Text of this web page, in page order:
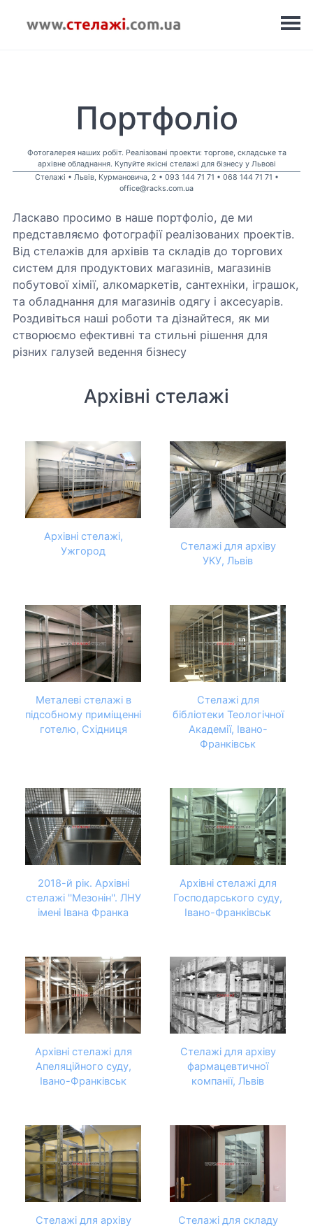
Портфоліо
Фотогалерея наших робіт. Реалізовані проекти: торгове, складське та
архівне обладнання. Купуйте якісні стелажі для бізнесу у Львові
Стелажі • Львів, Курмановича, 2 • 093 144 71 71 • 068 144 71 71 •
office@racks.com.ua
Ласкаво просимо в наше портфоліо, де ми
представляємо фотографії реалізованих проектів.
Від стелажів для архівів та складів до торгових
систем для продуктових магазинів, магазинів
побутової хімії, алкомаркетів, сантехніки, іграшок,
та обладнання для магазинів одягу і аксесуарів.
Роздивіться наші роботи та дізнайтеся, як ми
створюємо ефективні та стильні рішення для
різних галузей ведення бізнесу
Архівні стелажі
Архівні стелажі,
Ужгород
Стелажі для архіву
УКУ, Львів
Металеві стелажі в
підсобному приміщенні
готелю, Східниця
Стелажі для
бібліотеки Теологічної
Академії, Івано-
Франківськ
2018-й рік. Архівні
стелажі ''Мезонін''. ЛНУ
імені Івана Франка
Архівні стелажі для
Господарського суду,
Івано-Франківськ
Архівні стелажі для
Апеляційного суду,
Івано-Франківськ
Стелажі для архіву
фармацевтичної
компанії, Львів
Стелажі для архіву
Стелажі для складу